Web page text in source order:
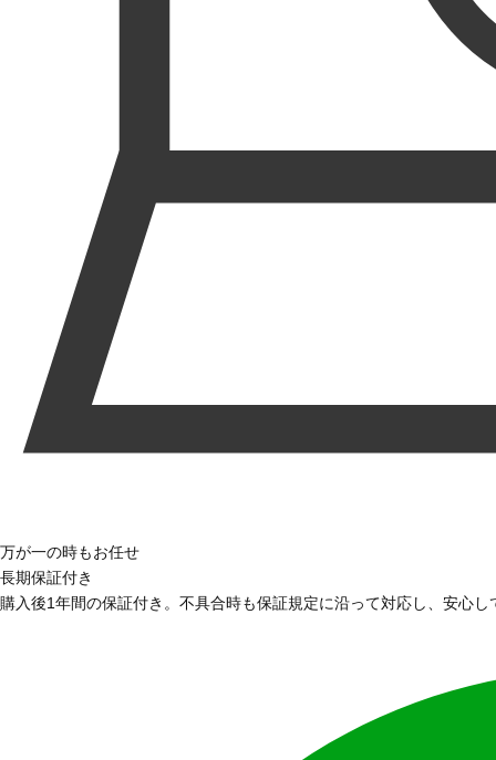
万が一の時もお任せ
長期保証付き
購入後1年間の保証付き。不具合時も保証規定に沿って対応し、安心